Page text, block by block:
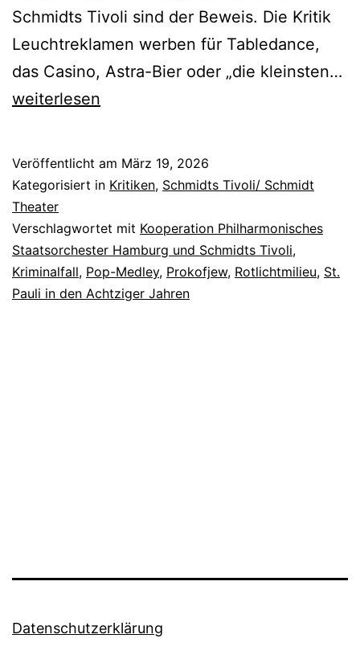
Schmidts Tivoli sind der Beweis. Die Kritik
Leuchtreklamen werben für Tabledance,
das Casino, Astra-Bier oder „die kleinsten…
weiterlesen
Veröffentlicht am März 19, 2026
Kategorisiert in Kritiken, Schmidts Tivoli/ Schmidt
Theater
Verschlagwortet mit Kooperation Philharmonisches
Staatsorchester Hamburg und Schmidts Tivoli,
Kriminalfall, Pop-Medley, Prokofjew, Rotlichtmilieu, St.
Pauli in den Achtziger Jahren
Datenschutzerklärung